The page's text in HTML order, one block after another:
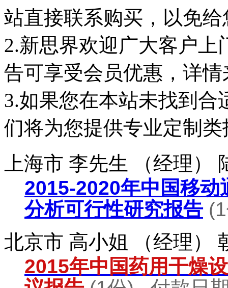
站直接联系购买，以免
2.新思界欢迎广大客户
告可享受会员优惠，详
3.如果您在本站未找到
们将为您提供专业定制类
上海市 李先生 （经理）
2015-2020年中国移
分析可行性研究报告(1
北京市 高小姐 （经理）
2015年中国药用干燥